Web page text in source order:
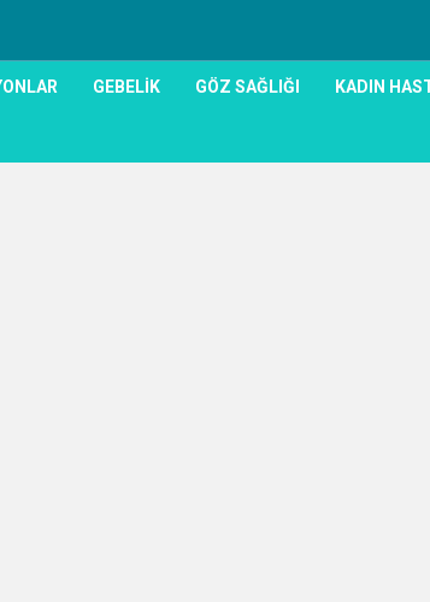
GEBELIK GÖZ SAĞLIĞI KADIN